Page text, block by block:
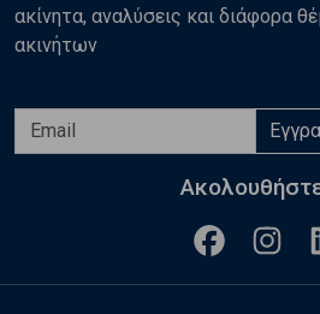
ακίνητα, αναλύσεις και διάφορα
ακινήτων